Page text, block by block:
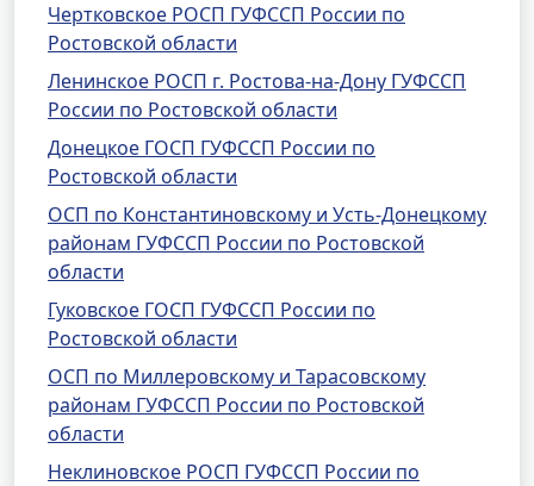
Чертковское РОСП ГУФССП России по
Ростовской области
Ленинское РОСП г. Ростова-на-Дону ГУФССП
России по Ростовской области
Донецкое ГОСП ГУФССП России по
Ростовской области
ОСП по Константиновскому и Усть-Донецкому
районам ГУФССП России по Ростовской
области
Гуковское ГОСП ГУФССП России по
Ростовской области
ОСП по Миллеровскому и Тарасовскому
районам ГУФССП России по Ростовской
области
Неклиновское РОСП ГУФССП России по